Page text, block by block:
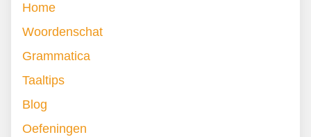
Home
Woordenschat
Grammatica
Taaltips
Blog
Oefeningen